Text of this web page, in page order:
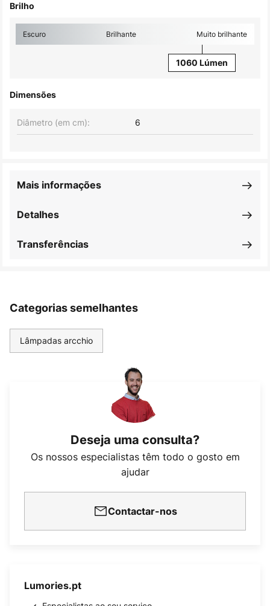
Brilho
Escuro Brilhante Muito brilhante
1060 Lúmen
Dimensões
Diâmetro (em cm): 6
Detalhes
Mais informações
Transferências
Categorias semelhantes
Lâmpadas arcchio
Deseja uma consulta?
Os nossos especialistas têm todo o gosto em
ajudar
Contactar-nos
Lumories.pt